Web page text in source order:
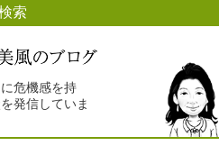
索
危機感を持
発信していま